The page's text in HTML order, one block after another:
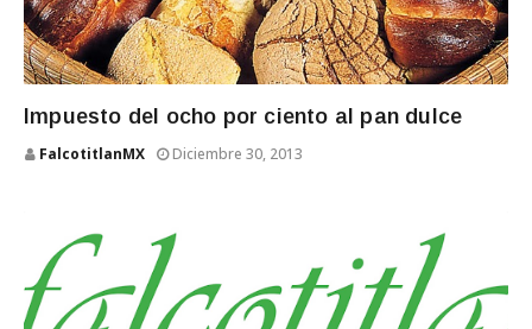
Impuesto del ocho por ciento al pan dulce
FalcotitlanMX Diciembre 30, 2013